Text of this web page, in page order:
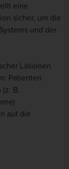
eine
sicher, um die
und der
Läsionen
Patienten
B.
auf die